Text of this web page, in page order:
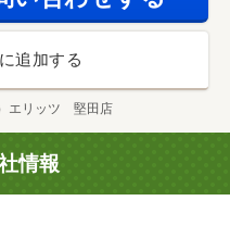
追加する
）エリッツ 堅田店
情報